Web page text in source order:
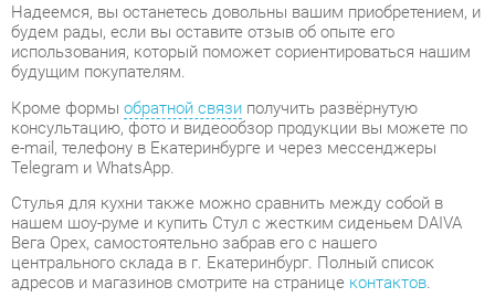
Стулья для кухни также можно сравнить между собой в
нашем шоу-руме и купить Стул с жестким сиденьем DAIVA
Вега Орех, самостоятельно забрав его с нашего
центрального склада в г. Екатеринбург. Полный список
адресов и магазинов смотрите на странице
Материал Массив
Цвет
Морилка орех
Высота, мм
790
Ширина, мм
470
Глубина, мм